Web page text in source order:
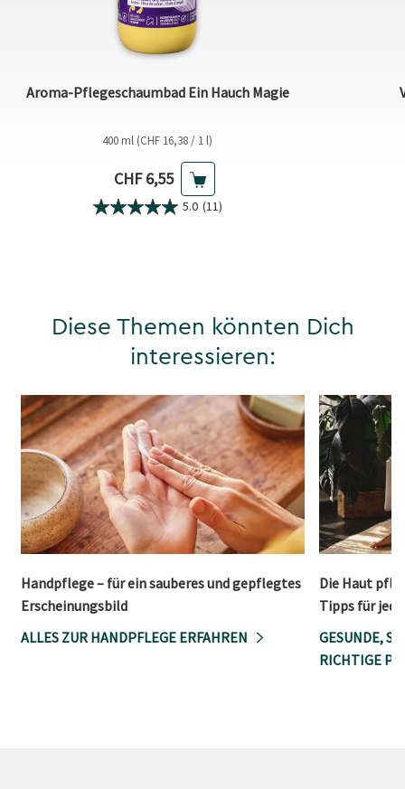
Aroma-Pflegeschaumbad Ein Hauch Magie
400 ml (CHF 16,38 / 1 l)
Aktueller Preis
CHF 6,55
5.0 (11)
Diese Themen könnten Dich
interessieren:
Handpflege – für ein sauberes und gepflegtes
Erscheinungsbild
ALLES ZUR HANDPFLEGE ERFAHREN
Die Haut
Tipps für
GESUNDE,
RICHTIGE